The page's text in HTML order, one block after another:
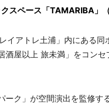
スペース「TAMARIBA」
イアトレ土浦」内にある同
酒屋以上 旅未満」をコン
ク」が空間演出を監修す